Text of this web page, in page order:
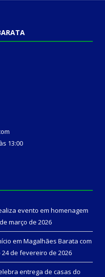
13:00
evento em homenagem
março de 2026
em Magalhães Barata com
24 de fevereiro de 2026
entrega de casas do